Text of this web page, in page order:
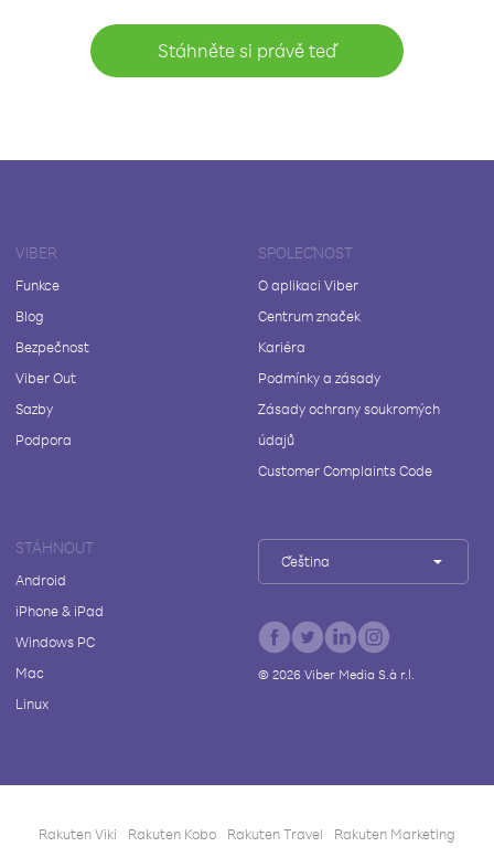
Stáhněte si právě teď
VIBER
Funkce
Blog
Bezpečnost
Viber Out
Sazby
Podpora
SPOLEČNOST
O aplikaci Viber
Centrum značek
Kariéra
Podmínky a zásady
Zásady ochrany soukromých
údajů
Customer Complaints Code
STÁHNOUT
Android
iPhone & iPad
Windows PC
Mac
Linux
Čeština
© 2026Viber Media S.à r.l.
Rakuten Viki Rakuten Kobo Rakuten Travel Rakuten Marketing